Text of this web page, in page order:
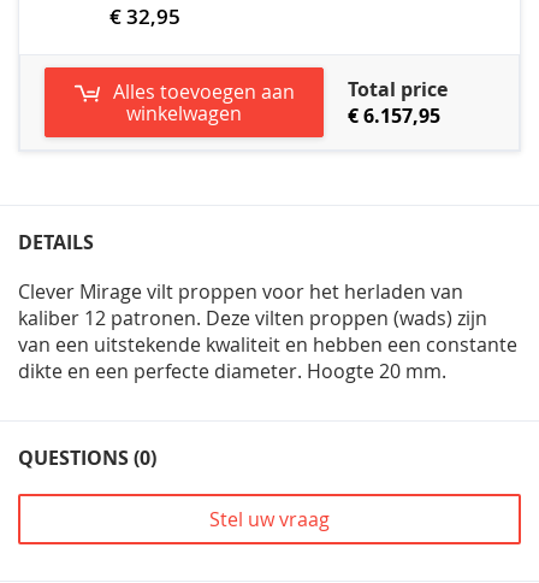
€ 32,95
Alles toevoegen aan
winkelwagen
Total price
€ 6.157,95
DETAILS
Clever Mirage vilt proppen voor het herladen van
kaliber 12 patronen. Deze vilten proppen (wads) zijn
van een uitstekende kwaliteit en hebben een constante
dikte en een perfecte diameter. Hoogte 20 mm.
QUESTIONS (0)
Stel uw vraag